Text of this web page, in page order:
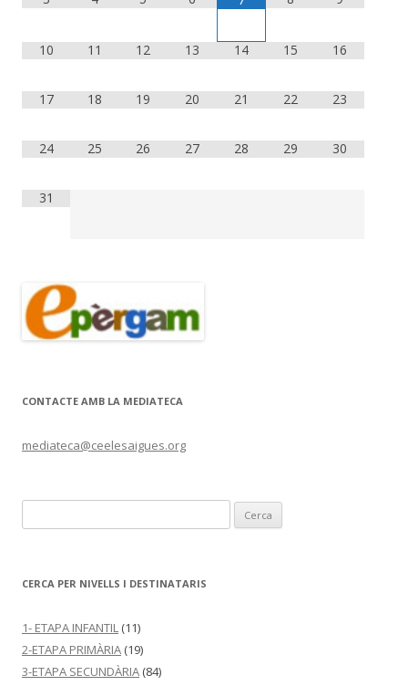
10 11 12 13 14 15 16
17 18 19 20 21 22 23
24 25 26 27 28 29 30
31
CONTACTE AMB LA MEDIATECA
mediateca@ceelesaigues.org
e
c
CERCA PER NIVELLS I DESTINATARIS
1- ETAPA INFANTIL (11)
2-ETAPA PRIMÀRIA (19)
3-ETAPA SECUNDÀRIA (84)